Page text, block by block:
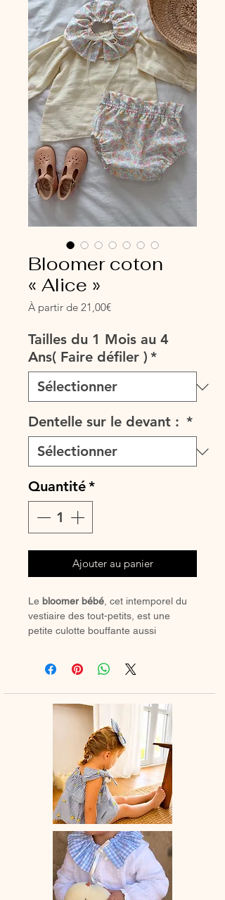
Bloomer coton
« Alice »
À partir de 21,00€Prix
Tailles du 1 Mois au 4
Ans( Faire défiler ) *
Dentelle sur le devant : *
Quantité*
Ajouter au panier
Le bloomer bébé , cet intemporel du
vestiaire des tout-petits, est une
petite culotte bouffante aussi
chaussettes hautes ou des collants
🌸 Chaque bloomer est
entièrement
confectionné à la main en France
avec amour et savoir-faire artisanal.
💛 Un indispensable du dressing de
bébé, alliant confort, praticité et style
bohème.
Délai de fabrication: entre 15 et 28
jours ouvrés selon les commandes en
Entretien: lavage à la main ou en
machine à 30° (cycle délicat, couleurs
similaires). Ne pas utiliser de sèche-